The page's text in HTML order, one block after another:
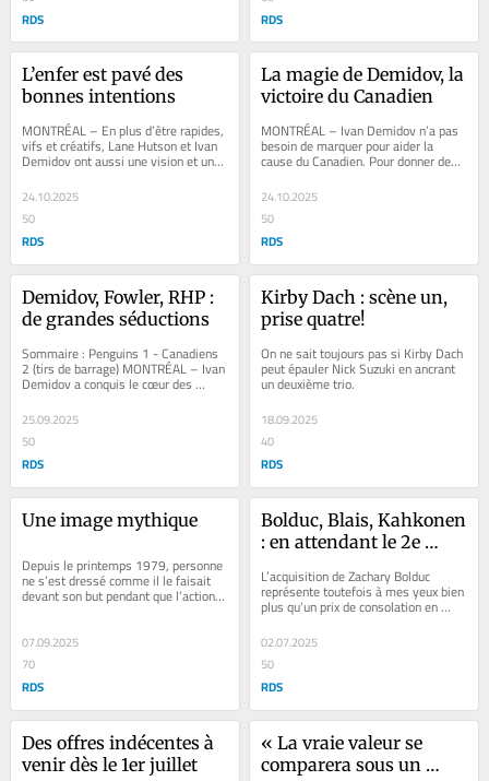
RDS RDS
L’enfer est pavé des
bonnes intentions
MONTRÉAL – En plus d’être rapides,
vifs et créatifs, Lane Hutson et Ivan
Demidov ont aussi une vision et une
24.10.2025
50
RDS
La magie de Demidov, la
victoire du Canadien
MONTRÉAL – Ivan Demidov n’a pas
besoin de marquer pour aider la
cause du Canadien. Pour donner des
et...
24.10.2025
50
RDS
Demidov, Fowler, RHP :
de grandes séductions
Sommaire : Penguins 1 - Canadiens
2 (tirs de barrage) MONTRÉAL – Ivan
Demidov a conquis le cœur des
partisans du Canadien dès les
premiers...
25.09.2025
50
RDS
Kirby Dach : scène un,
prise quatre!
On ne sait toujours pas si Kirby Dach
peut épauler Nick Suzuki en ancrant
un deuxième trio.
18.09.2025
40
RDS
Une image mythique
Depuis le printemps 1979, personne
ne s’est dressé comme il le faisait
devant son but pendant que l’action
se déroulait à l’autre bout de la...
07.09.2025
70
RDS
Bolduc, Blais, Kahkonen
: en attendant le 2e
L’acquisition de Zachary Bolduc
représente toutefois à mes yeux bien
plus qu’un prix de consolation en
marge de l’incapacité de « trouver
»...
02.07.2025
50
RDS
Des offres indécentes à
venir dès le 1er juillet
« La vraie valeur se
comparera sous un